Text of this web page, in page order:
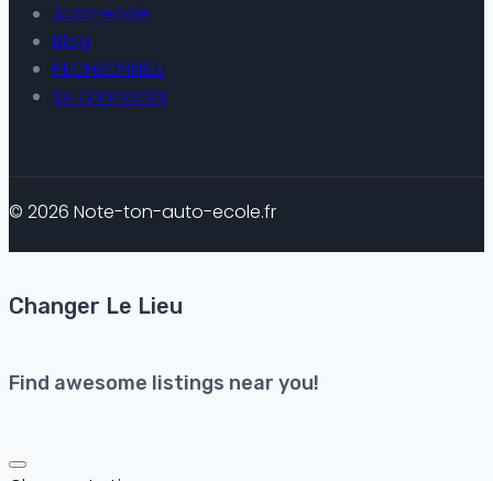
Auto-ecole
Blog
PECHBONNIEU
Se connecter
© 2026 Note-ton-auto-ecole.fr
Changer Le Lieu
Find awesome listings near you!